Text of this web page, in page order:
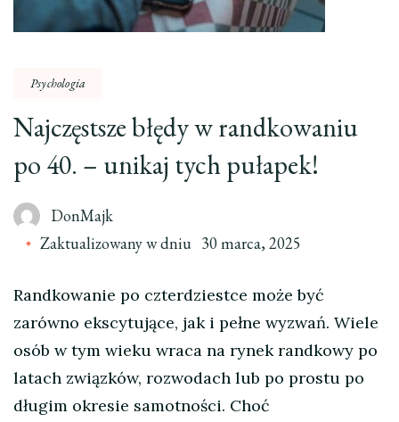
Psychologia
Najczęstsze błędy w randkowaniu
po 40. – unikaj tych pułapek!
DonMajk
Zaktualizowany w dniu 30 marca, 2025
Randkowanie po czterdziestce może być
zarówno ekscytujące, jak i pełne wyzwań. Wiele
osób w tym wieku wraca na rynek randkowy po
latach związków, rozwodach lub po prostu po
długim okresie samotności. Choć